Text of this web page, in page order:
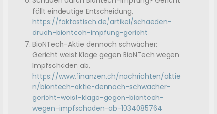
fällt eindeutige Entscheidung,
https://faktastisch.de/artikel/schaeden-
druch-biontech-impfung-gericht
BioNTech-Aktie dennoch schwächer:
Gericht weist Klage gegen BioNTech wegen
Impfschäden ab,
https://www.finanzen.ch/nachrichten/aktie
n/biontech-aktie-dennoch-schwacher-
gericht-weist-klage-gegen-biontech-
wegen-impfschaden-ab-1034085764